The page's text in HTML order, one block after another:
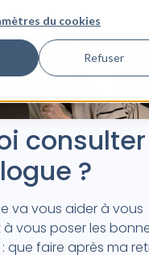
du cookies
Refuser
?
va vous aider à vous
vous poser les
que faire après ma